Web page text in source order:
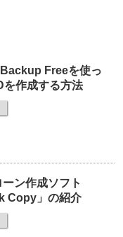
Freeを使っ
を作成する方法
ン作成ソフト
Copy」の紹介